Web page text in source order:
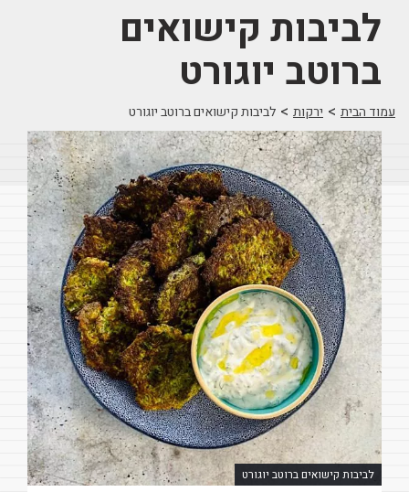
לביבות קישואים
ברוטב יוגורט
עמוד הבית > ירקות > לביבות קישואים ברוטב יוגורט
לביבות קישואים ברוטב יוגורט